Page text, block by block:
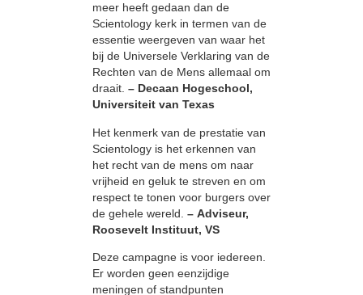
meer heeft gedaan dan de
Scientology kerk in termen van de
essentie weergeven van waar het
bij de Universele Verklaring van de
Rechten van de Mens allemaal om
draait. – Decaan Hogeschool,
Universiteit van Texas
Het kenmerk van de prestatie van
Scientology is het erkennen van
het recht van de mens om naar
vrijheid en geluk te streven en om
respect te tonen voor burgers over
de gehele wereld. – Adviseur,
Roosevelt Instituut, VS
Deze campagne is voor iedereen.
Er worden geen eenzijdige
meningen of standpunten